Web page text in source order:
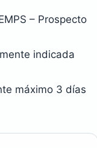
– Prospecto
indicada
máximo 3 días